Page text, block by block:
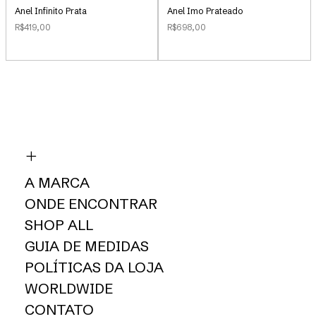
Anel Infinito Prata
R$419,00
Anel Imo Prateado
R$698,00
A MARCA
ONDE ENCONTRAR
SHOP ALL
GUIA DE MEDIDAS
POLÍTICAS DA LOJA
WORLDWIDE
CONTATO